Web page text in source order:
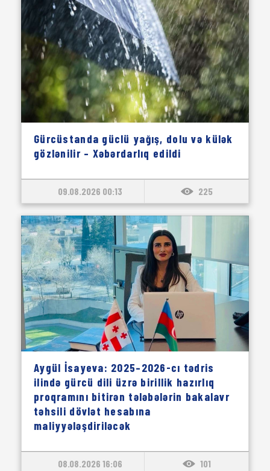
Gürcüstanda güclü yağış, dolu və külək
gözlənilir – Xəbərdarlıq edildi
09.08.2026 00:13 225
Aygül İsayeva: 2025–2026-cı tədris
ilində gürcü dili üzrə birillik hazırlıq
proqramını bitirən tələbələrin bakalavr
təhsili dövlət hesabına
maliyyələşdiriləcək
08.08.2026 16:06 101